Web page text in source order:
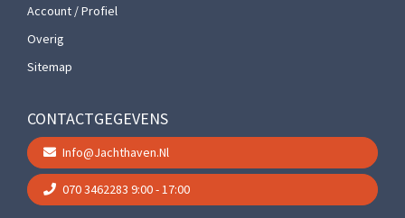
Account / Profiel
Overig
Sitemap
CONTACTGEGEVENS
Info@jachthaven.nl
070 3462283 9:00 - 17:00